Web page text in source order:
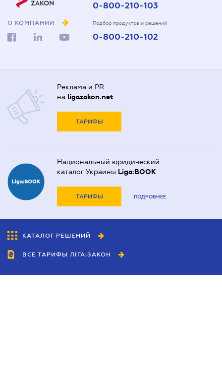
О КОМПАНИИ
0-800-210-103
Подбор продуктов и решений
0-800-210-102
Реклама и PR
на ligazakon.net
ТАРИФЫ
Национальный юридический
каталог Украины Liga:BOOK
ТАРИФЫ ПОДРОБНЕЕ
КАТАЛОГ РЕШЕНИЙ
ВСЕ ТАРИФЫ ЛІГА:ЗАКОН